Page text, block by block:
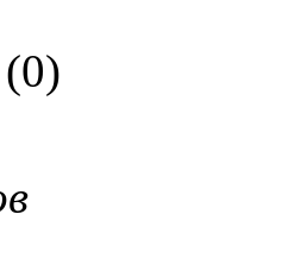
(0)